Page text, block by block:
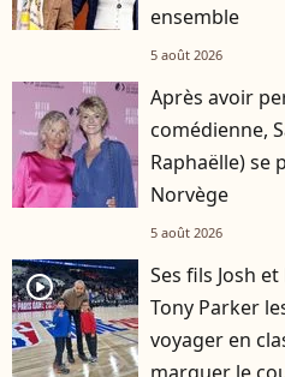
ensemble
5 août 2026
Après avoir
comédienne,
Raphaëlle) se
Norvège
5 août 2026
player2
Ses fils Josh
Tony Parker
voyager en